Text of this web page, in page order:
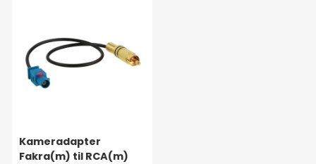
Kameradapter
Fakra(m) til RCA(m)